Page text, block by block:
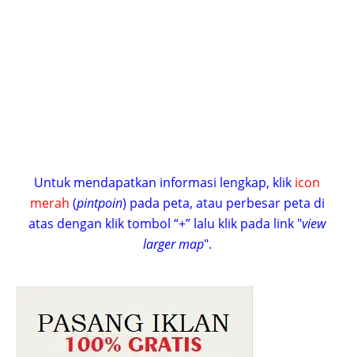
Untuk mendapatkan informasi lengkap, klik icon
merah (pintpoin) pada peta, atau perbesar peta di
atas dengan klik tombol “+” lalu klik pada link "view
larger map".